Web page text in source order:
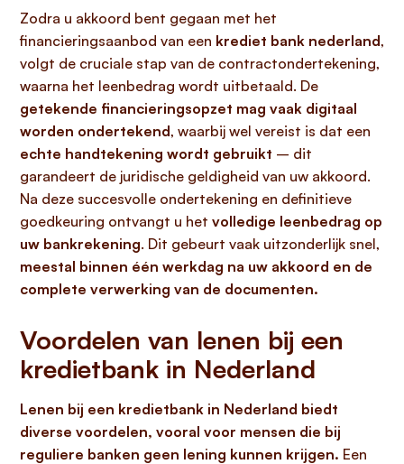
Zodra u akkoord bent gegaan met het
financieringsaanbod van een krediet bank nederland,
volgt de cruciale stap van de contractondertekening,
waarna het leenbedrag wordt uitbetaald. De
getekende financieringsopzet mag vaak digitaal
worden ondertekend, waarbij wel vereist is dat een
echte handtekening wordt gebruikt – dit
garandeert de juridische geldigheid van uw akkoord.
Na deze succesvolle ondertekening en definitieve
goedkeuring ontvangt u het volledige leenbedrag op
uw bankrekening. Dit gebeurt vaak uitzonderlijk snel,
meestal binnen één werkdag na uw akkoord en de
complete verwerking van de documenten.
Voordelen van lenen bij een
kredietbank in Nederland
Lenen bij een kredietbank in Nederland biedt
diverse voordelen, vooral voor mensen die bij
reguliere banken geen lening kunnen krijgen. Een